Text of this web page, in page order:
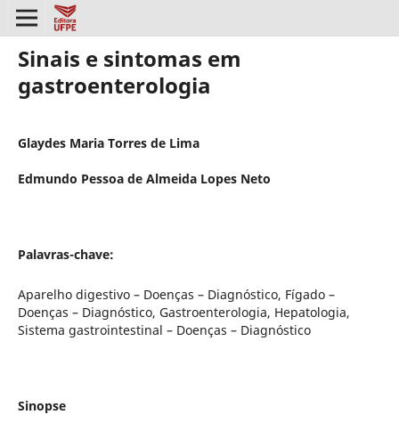
Sinais e sintomas em
gastroenterologia
Glaydes Maria Torres de Lima
Edmundo Pessoa de Almeida Lopes Neto
Palavras-chave:
Aparelho digestivo – Doenças – Diagnóstico, Fígado –
Doenças – Diagnóstico, Gastroenterologia, Hepatologia,
Sistema gastrointestinal – Doenças – Diagnóstico
Sinopse